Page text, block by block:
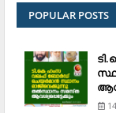
POPULAR POSTS